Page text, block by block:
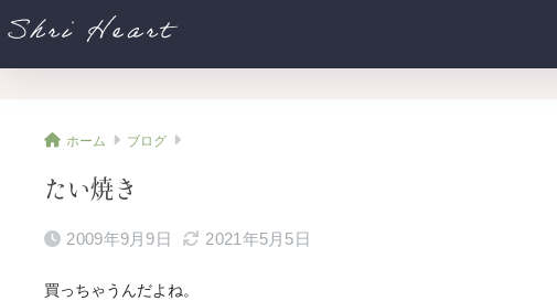
Shri Heart
ホーム ブログ
たい焼き
2009年9月9日 2021年5月5日
買っちゃうんだよね。